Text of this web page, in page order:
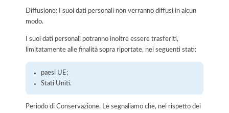
Diffusione: I suoi dati personali non verranno diffusi in alcun
modo.
I suoi dati personali potranno inoltre essere trasferiti,
limitatamente alle finalità sopra riportate, nei seguenti stati:
paesi UE;
Stati Uniti.
Periodo di Conservazione. Le segnaliamo che, nel rispetto dei